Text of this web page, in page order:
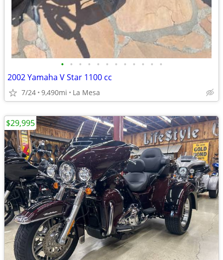
• • • • • • • • • • • •
2002 Yamaha V Star 1100 cc
7/24 9,490mi La Mesa
$29,995